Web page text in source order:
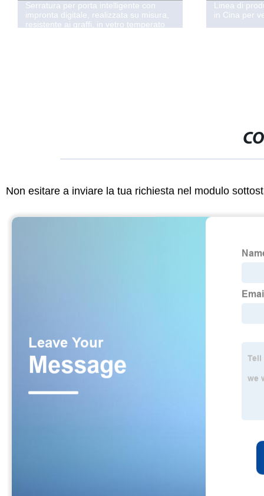
Serratura per porta intelligente con
impronta digitale, realizzata su misura,
resistente ai graffi, in vetro temperato
Linea di
in Cina per
Non esitare a inviare la tua richiesta nel modulo